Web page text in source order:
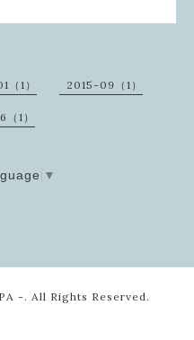
1） 2015-09（1）
1）
▼
- . All Rights Reserved.